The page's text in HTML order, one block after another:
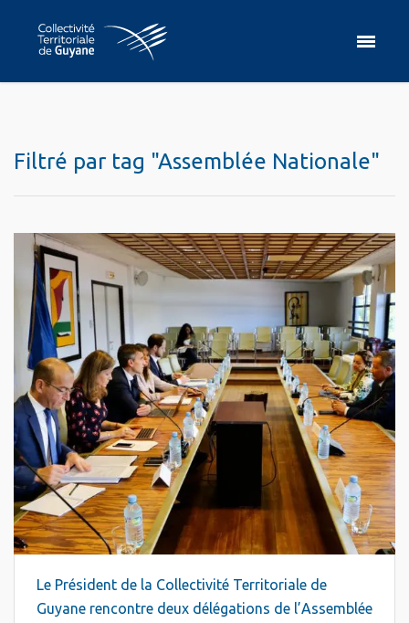
Filtré par tag "Assemblée Nationale"
Le Président de la Collectivité Territoriale de
Guyane rencontre deux délégations de l’Assemblée